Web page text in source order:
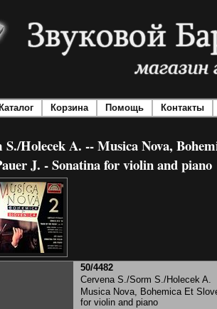
Каталог Корзина Помощь Контакты
S./Holecek A. -- Musica Nova,
J. - Sonatina for violin and piano
50/4482
Cervena S./Sorm S./Holecek A.
Musica Nova, Bohemica Et
for violin and piano